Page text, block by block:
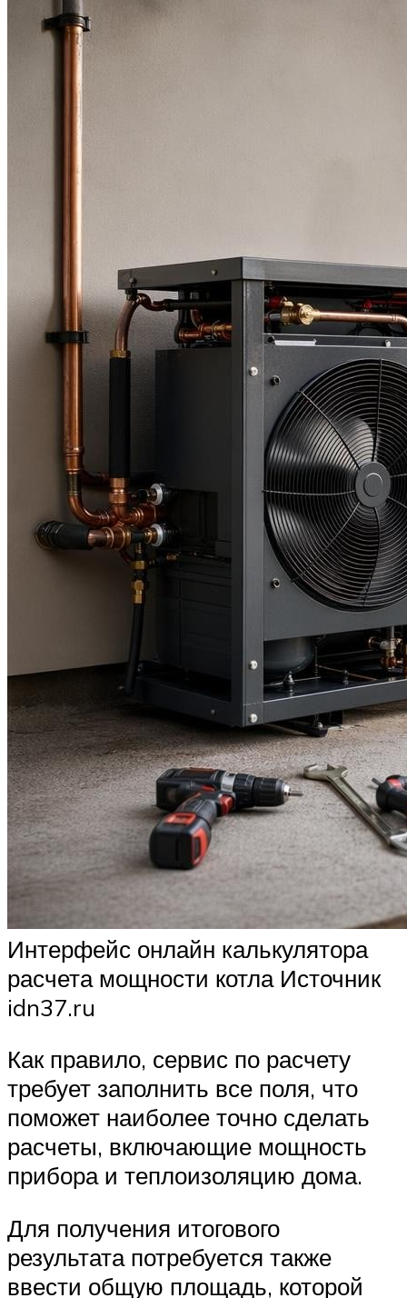
Интерфейс онлайн калькулятора
расчета мощности котла Источник
idn37.ru
Как правило, сервис по расчету
требует заполнить все поля, что
поможет наиболее точно сделать
расчеты, включающие мощность
прибора и теплоизоляцию дома.
Для получения итогового
результата потребуется также
ввести общую площадь, которой